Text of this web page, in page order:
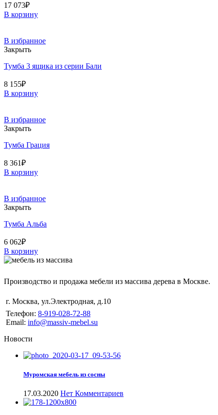
17 073₽
В корзину
В избранное
Закрыть
Тумба 3 ящика из серии Бали
8 155₽
В корзину
В избранное
Закрыть
Тумба Грация
8 361₽
В корзину
В избранное
Закрыть
Тумба Альба
6 062₽
В корзину
Производство и продажа мебели из массива дерева в Москве.
г. Москва, ул.Электродная, д.10
Телефон: 8-919-028-72-88
Email: info@massiv-mebel.su
Новости
Муромская мебель из сосны
17.03.2020 Нет Комментариев